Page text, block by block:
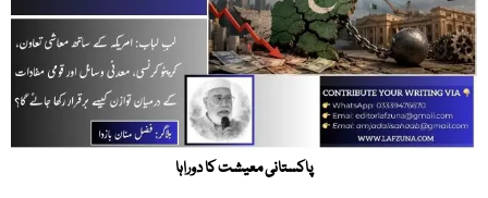
پاکستانی معیشت کا دوراہا